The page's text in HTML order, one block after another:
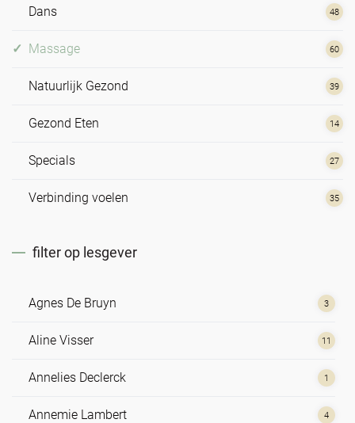
Dans 48
Massage 60
Natuurlijk Gezond 39
Gezond Eten 14
Specials 27
Verbinding voelen 35
filter op lesgever
Agnes De Bruyn 3
Aline Visser 11
Annelies Declerck 1
Annemie Lambert 4